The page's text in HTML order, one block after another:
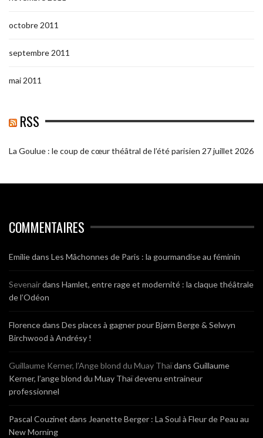
octobre 2011
septembre 2011
mai 2011
RSS
La Goulue : le coup de cœur théâtral de l’été parisien 27 juillet 2026
COMMENTAIRES
Emiliedans Les Mâchonnes de Paris : la gourmandise au féminin
Sevenairdans Hamlet, entre rage et modernité : la claque théâtrale
de l’Odéon
Florencedans Des places à gagner pour Bjørn Berge & Selwyn
Birchwood à Andrésy !
Guillaume Kerner, l’Ange blond du Muay Thaïdans Guillaume
Kerner, l’ange blond du Muay Thaï devenu entraineur
professionnel
Pascal Couzinet dans Jeanette Berger : La Soul à Fleur de Peau au
New Morning